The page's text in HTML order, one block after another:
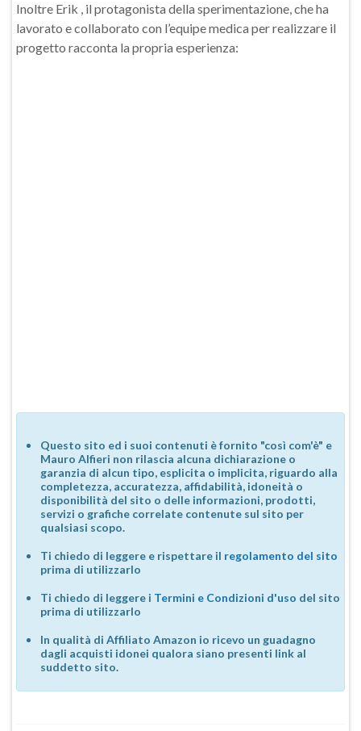
Inoltre Erik , il protagonista della sperimentazione, che ha
lavorato e collaborato con l’equipe medica per realizzare il
progetto racconta la propria esperienza:
Questo sito ed i suoi contenuti è fornito "così com'è" e
Mauro Alfieri non rilascia alcuna dichiarazione o
garanzia di alcun tipo, esplicita o implicita, riguardo alla
completezza, accuratezza, affidabilità, idoneità o
disponibilità del sito o delle informazioni, prodotti,
servizi o grafiche correlate contenute sul sito per
qualsiasi scopo.
Ti chiedo di leggere e rispettare il regolamento del sito
prima di utilizzarlo
Ti chiedo di leggere i Termini e Condizioni d'uso del sito
prima di utilizzarlo
In qualità di Affiliato Amazon io ricevo un guadagno
dagli acquisti idonei qualora siano presenti link al
suddetto sito.